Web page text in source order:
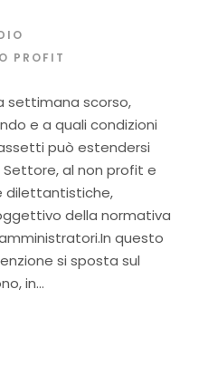
PROFIT
settimana scorso,
e a quali condizioni
può estendersi
al non profit e
dilettantistiche,
della normativa
questo
si sposta sul
in...